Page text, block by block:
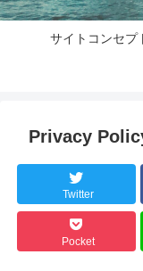
サイトコンセプ
Privacy
Twitter
Pocket